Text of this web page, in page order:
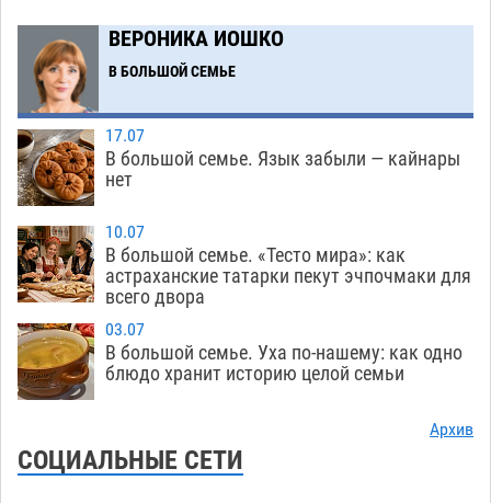
юбилей
14:19
Погибший на Донбассе волонтер из Астрахани
стал героем мурала
08.08 575
13:10
Подросток, перебегавший дорогу вне
перехода, попал под колеса авто в Астрахани
12:02
Астраханский следком помог подростку
получить зарплату за честный труд
10:51
Фаворитская ноша: астраханские
гандболисты крупно проиграли пермякам
09:00
Лидеры чеченской диаспоры в Астрахани
ВЕРОНИКА ИОШКО
В БОЛЬШОЙ СЕМЬЕ
17.07
В большой семье. Язык забыли — кайнары
нет
10.07
В большой семье. «Тесто мира»: как
астраханские татарки пекут эчпочмаки для
всего двора
03.07
В большой семье. Уха по-нашему: как одно
блюдо хранит историю целой семьи
Архив
СОЦИАЛЬНЫЕ СЕТИ